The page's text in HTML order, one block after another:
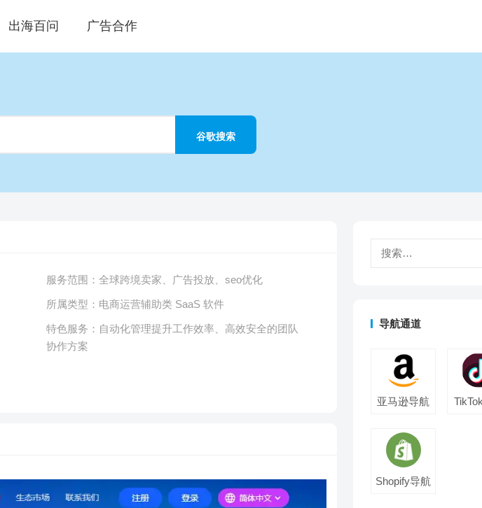
出海百问 广告合作
服务范围： 全球跨境卖家、广告投放、seo优化
所属类型： 电商运营辅助类 SaaS 软件
特色服务： 自动化管理提升工作效率、高效安全的团队
协作方案
导航通道
亚马逊导航
Shopify导航